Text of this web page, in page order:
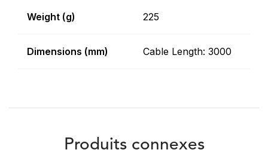
Weight (g) 225
Dimensions (mm) Cable Length: 3000
Produits connexes